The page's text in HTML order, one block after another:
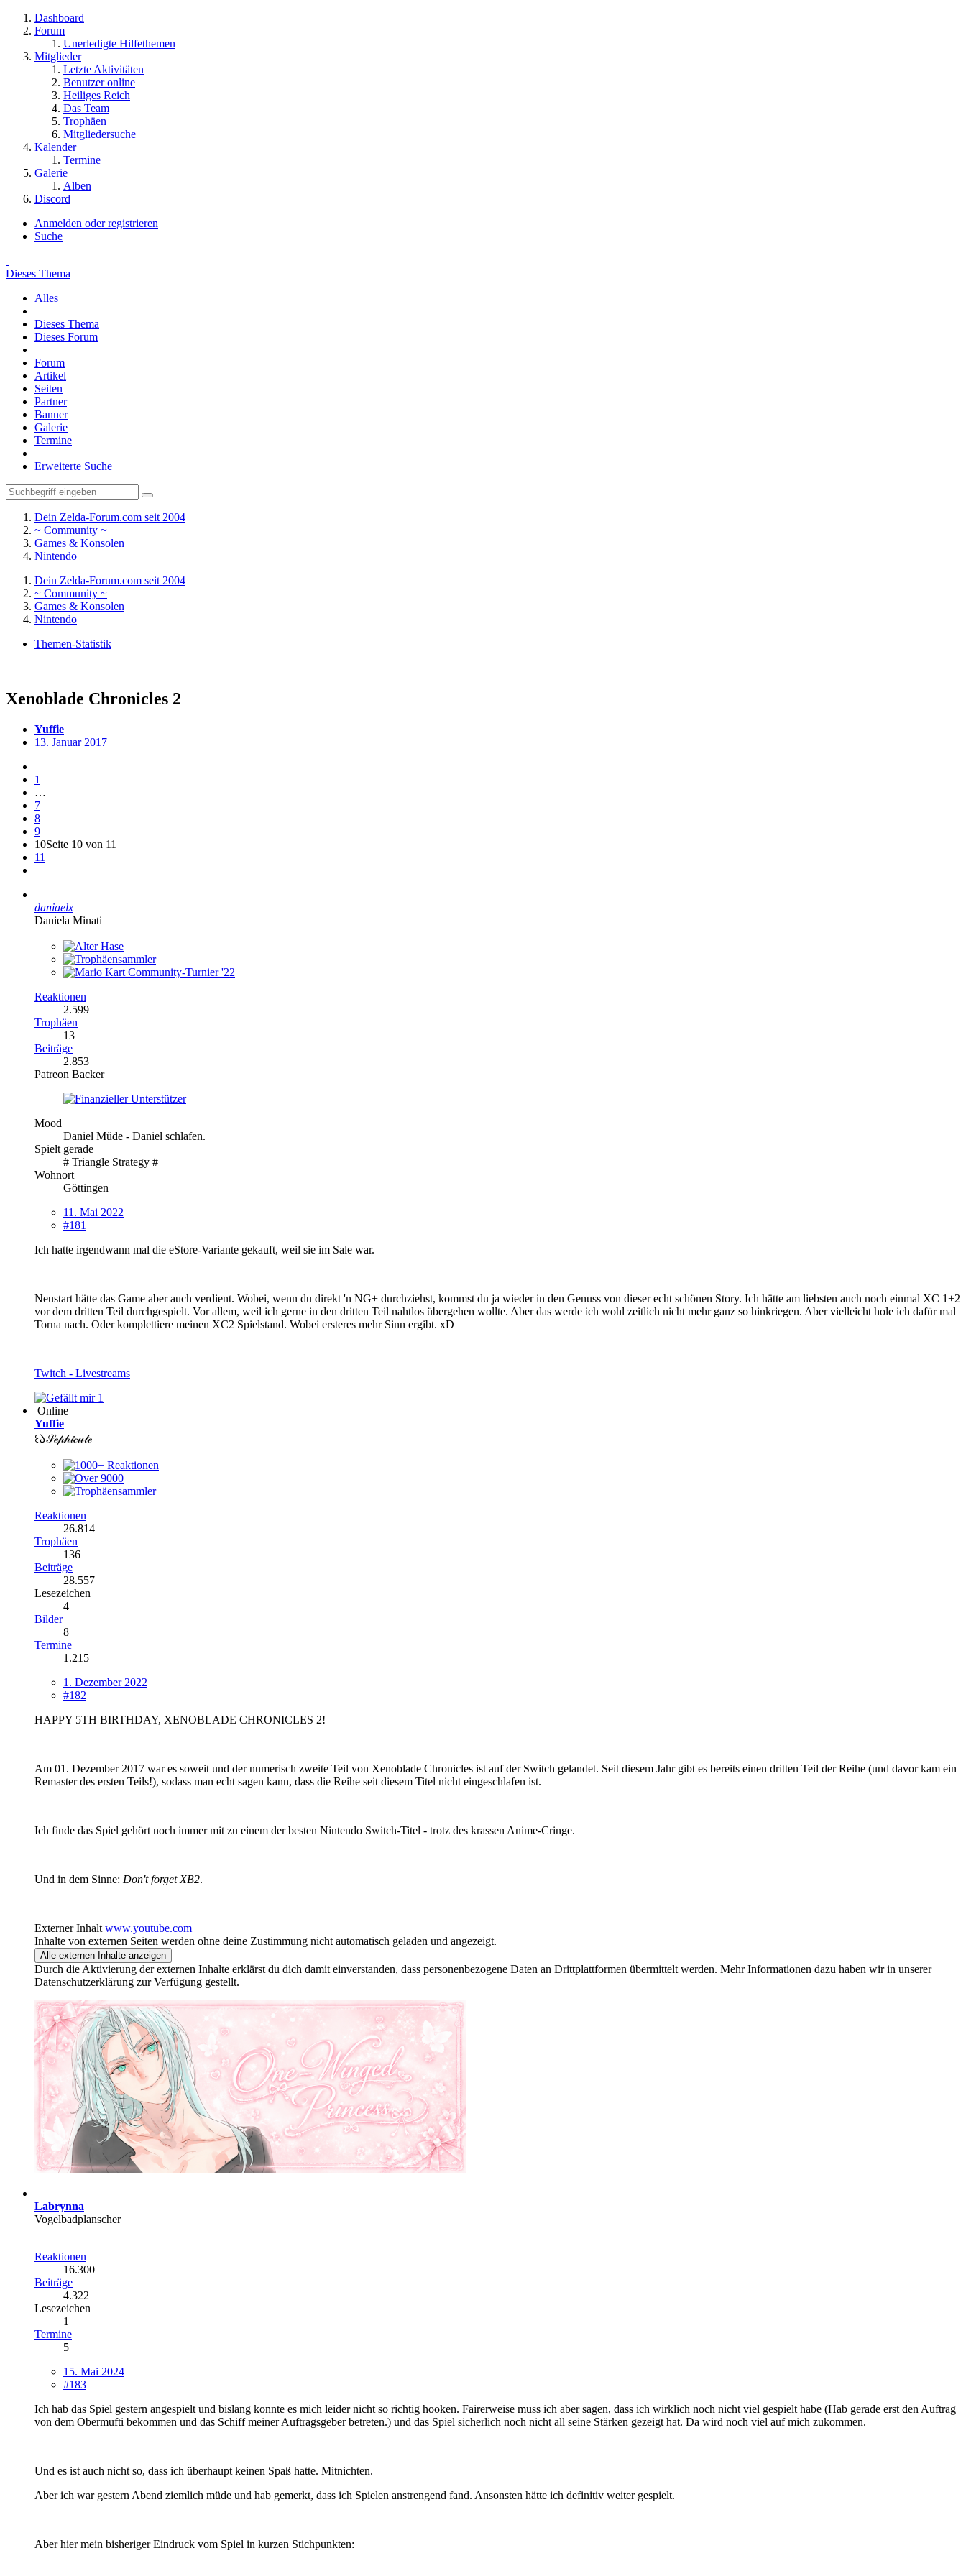
Dashboard
Forum
Unerledigte Hilfethemen
Mitglieder
Letzte Aktivitäten
Benutzer online
Heiliges Reich
Das Team
Trophäen
Mitgliedersuche
Kalender
Termine
Galerie
Alben
Discord
Anmelden oder registrieren
Suche
Dieses Thema
Alles
Dieses Thema
Dieses Forum
Forum
Artikel
Seiten
Partner
Banner
Galerie
Termine
Erweiterte Suche
Dein Zelda-Forum.com seit 2004
~ Community ~
Games & Konsolen
Nintendo
Dein Zelda-Forum.com seit 2004
~ Community ~
Games & Konsolen
Nintendo
Themen-Statistik
Xenoblade Chronicles 2
Yuffie
13. Januar 2017
1
…
7
8
9
10Seite 10 von 11
11
daniaelx
Daniela Minati
Reaktionen
2.599
Trophäen
13
Beiträge
2.853
Patreon Backer
Mood
Daniel Müde - Daniel schlafen.
Spielt gerade
# Triangle Strategy #
Wohnort
Göttingen
11. Mai 2022
#181
Ich hatte irgendwann mal die eStore-Variante gekauft, weil sie im Sale war.
Neustart hätte das Game aber auch verdient. Wobei, wenn du direkt 'n NG+ durchziehst, kommst du ja wieder in den Genuss von dieser echt schönen Story. Ich hätte am liebsten auch noch einmal XC 1+2
vor dem dritten Teil durchgespielt. Vor allem, weil ich gerne in den dritten Teil nahtlos übergehen wollte. Aber das werde ich wohl zeitlich nicht mehr ganz so hinkriegen. Aber vielleicht hole ich dafür mal
Torna nach. Oder komplettiere meinen XC2 Spielstand. Wobei ersteres mehr Sinn ergibt. xD
Twitch - Livestreams
1
Online
Yuffie
꒰𑁬𝒮ℯ𝓅𝒽𝒾𝒸𝓊𝓉ℯ
Reaktionen
26.814
Trophäen
136
Beiträge
28.557
Lesezeichen
4
Bilder
8
Termine
1.215
1. Dezember 2022
#182
HAPPY 5TH BIRTHDAY, XENOBLADE CHRONICLES 2!
Am 01. Dezember 2017 war es soweit und der numerisch zweite Teil von Xenoblade Chronicles ist auf der Switch gelandet. Seit diesem Jahr gibt es bereits einen dritten Teil der Reihe (und davor kam ein
Remaster des ersten Teils!), sodass man echt sagen kann, dass die Reihe seit diesem Titel nicht eingeschlafen ist.
Ich finde das Spiel gehört noch immer mit zu einem der besten Nintendo Switch-Titel - trotz des krassen Anime-Cringe.
Und in dem Sinne: Don't forget XB2.
Externer Inhalt www.youtube.com
Inhalte von externen Seiten werden ohne deine Zustimmung nicht automatisch geladen und angezeigt.
Alle externen Inhalte anzeigen
Durch die Aktivierung der externen Inhalte erklärst du dich damit einverstanden, dass personenbezogene Daten an Drittplattformen übermittelt werden. Mehr Informationen dazu haben wir in unserer
Datenschutzerklärung zur Verfügung gestellt.
Labrynna
Vogelbadplanscher
Reaktionen
16.300
Beiträge
4.322
Lesezeichen
1
Termine
5
15. Mai 2024
#183
Ich hab das Spiel gestern angespielt und bislang konnte es mich leider nicht so richtig hooken. Fairerweise muss ich aber sagen, dass ich wirklich noch nicht viel gespielt habe (Hab gerade erst den Auftrag
von dem Obermufti bekommen und das Schiff meiner Auftragsgeber betreten.) und das Spiel sicherlich noch nicht all seine Stärken gezeigt hat. Da wird noch viel auf mich zukommen.
Und es ist auch nicht so, dass ich überhaupt keinen Spaß hatte. Mitnichten.
Aber ich war gestern Abend ziemlich müde und hab gemerkt, dass ich Spielen anstrengend fand. Ansonsten hätte ich definitiv weiter gespielt.
Aber hier mein bisheriger Eindruck vom Spiel in kurzen Stichpunkten: